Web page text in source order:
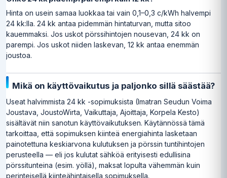
Hinta on usein samaa luokkaa tai vain 0,1–0,3 c/kWh halvempi
24 kk:lla. 24 kk antaa pidemmän hintaturvan, mutta sitoo
kauemmaksi. Jos uskot pörssihintojen nousevan, 24 kk on
parempi. Jos uskot niiden laskevan, 12 kk antaa enemmän
joustoa.
Mikä on käyttövaikutus ja paljonko sillä säästää?
Useat halvimmista 24 kk -sopimuksista (Imatran Seudun Voima
Joustava, JoustoWirta, Vaikuttaja, Ajoittaja, Korpela Kesto)
sisältävät niin sanotun käyttövaikutuksen. Käytännössä tämä
tarkoittaa, että sopimuksen kiinteä energiahinta lasketaan
painotettuna keskiarvona kulutuksen ja pörssin tuntihintojen
perusteella — eli jos kulutat sähköä erityisesti edullisina
pörssitunteina (esim. yöllä), maksat lopulta vähemmän kuin
perinteisellä kiinteähintaisella sopimuksella.